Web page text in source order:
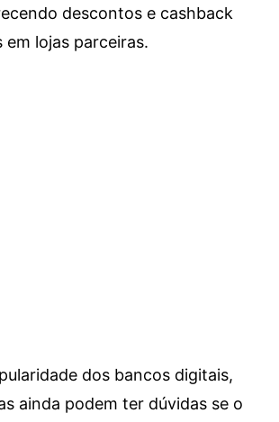
descontos e cashback
em lojas parceiras.
dos bancos digitais,
ainda podem ter dúvidas se o